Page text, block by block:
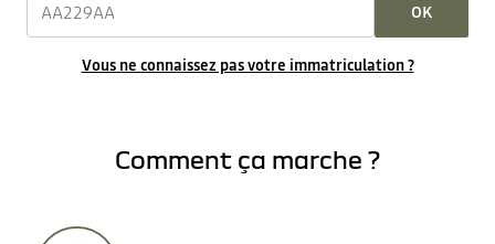
OK
Vous ne connaissez pas votre immatriculation ?
Comment ça marche ?